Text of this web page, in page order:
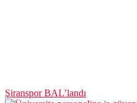
Şiranspor BAL’landı